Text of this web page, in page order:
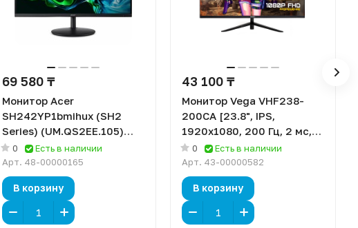
69 580 ₸
Монитор Acer
SH242YP1bmihux (SH2
Series) (UM.QS2EE.105)
[23.8", IPS, 1920x1080, 144
Гц, 1 мс, HDMI]
0
Есть в наличии
Арт. 48-00000165
В корзину
43 100 ₸
Монитор Vega VHF238-
200CA [23.8", IPS,
1920x1080, 200 Гц, 2 мс,
HDMI, DisplayPort]
0
Есть в наличии
Арт. 43-00000582
В корзину